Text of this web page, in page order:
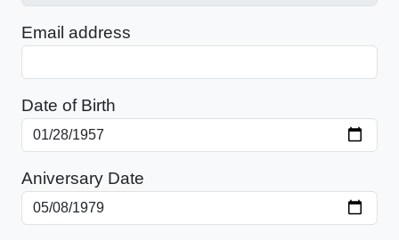
Email address
Date of Birth
Aniversary Date